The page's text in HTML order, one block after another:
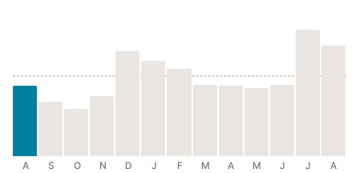
A S O N D J F M A M J J A